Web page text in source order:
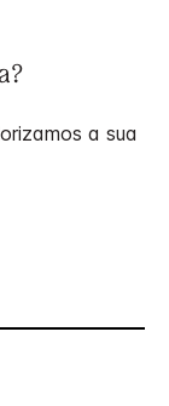
a sua